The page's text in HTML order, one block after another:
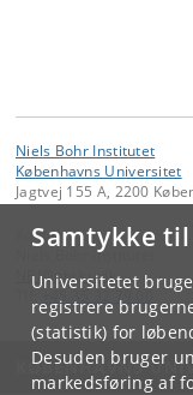
Samtykke
Universitetet
registrere
(statistik) for
Desuden bruger
markedsføring af
Niels Bohr Institutet
Københavns Universitet
Jagtvej 155 A, 2200
Kontakt:
Niels Bohr Institutet
NBI@ nbi ku.dk
KØBENHAVNS